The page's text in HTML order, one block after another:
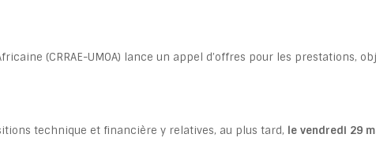
(CRRAE-UMOA) lance un appel d’offres pour les prestations,
technique et financière y relatives, au plus tard, le vendredi 29